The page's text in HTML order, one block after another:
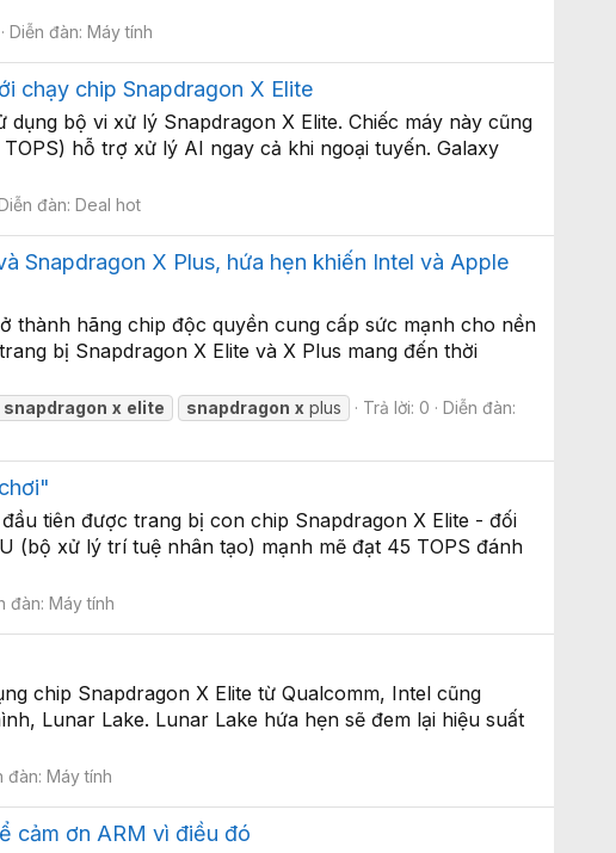
Diễn đàn: Máy tính
chạy chip Snapdragon X Elite
bộ vi xử lý Snapdragon X Elite. Chiếc máy này cũng
hỗ trợ xử lý AI ngay cả khi ngoại tuyến. Galaxy
đàn: Deal hot
Snapdragon X Plus, hứa hẹn khiến Intel và Apple
thành hãng chip độc quyền cung cấp sức mạnh cho nền
bị Snapdragon X Elite và X Plus mang đến thời
snapdragon x elite snapdragon x plus Trả lời: 0
Diễn đàn:
tiên được trang bị con chip Snapdragon X Elite - đối
(bộ xử lý trí tuệ nhân tạo) mạnh mẽ đạt 45 TOPS đánh
đàn:Máy tính
chip Snapdragon X Elite từ Qualcomm, Intel cũng
Lunar Lake. Lunar Lake hứa hẹn sẽ đem lại hiệu suất
đàn:Máy tính
cảm ơn ARM vì điều đó